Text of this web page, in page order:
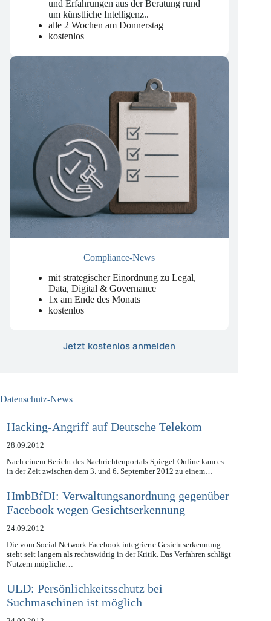
mit den neuesten Entwicklungen, Trends
und Erfahrungen aus der Beratung rund
um künstliche Intelligenz..
alle 2 Wochen am Donnerstag
mit strategischer Einordnung zu Legal,
Data, Digital & Governance
1x am Ende des Monats
Hacking-Angriff auf Deutsche Telekom
28.09.2012
Nach einem Bericht des Nachrichtenportals Spiegel-Online kam es
HmbBfDI: Verwaltungsanordnung gegenüber
Facebook wegen Gesichtserkennung
24.09.2012
Die vom Social Network Facebook integrierte Gesichtserkennung
steht seit langem als rechtswidrig in der Kritik. Das Verfahren schlägt
ULD: Persönlichkeitsschutz bei
Suchmaschinen ist möglich